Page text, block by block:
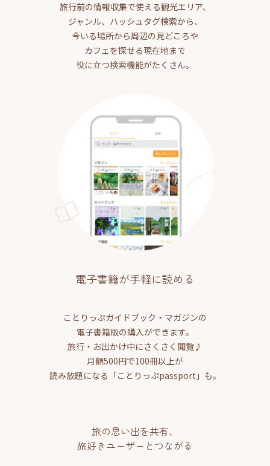
旅行前の情報収集で使える観光エリア、
ジャンル、ハッシュタグ検索から、
今いる場所から周辺の見どころや
カフェを探せる現在地まで
役に立つ検索機能がたくさん。
電子書籍が手軽に読める
ことりっぷガイドブック・マガジンの
電子書籍版の購入ができます。
旅行・お出かけ中にさくさく閲覧♪
月額500円で100冊以上が
読み放題になる「ことりっぷpassport」も。
旅の思い出を共有、
旅好きユーザーとつながる